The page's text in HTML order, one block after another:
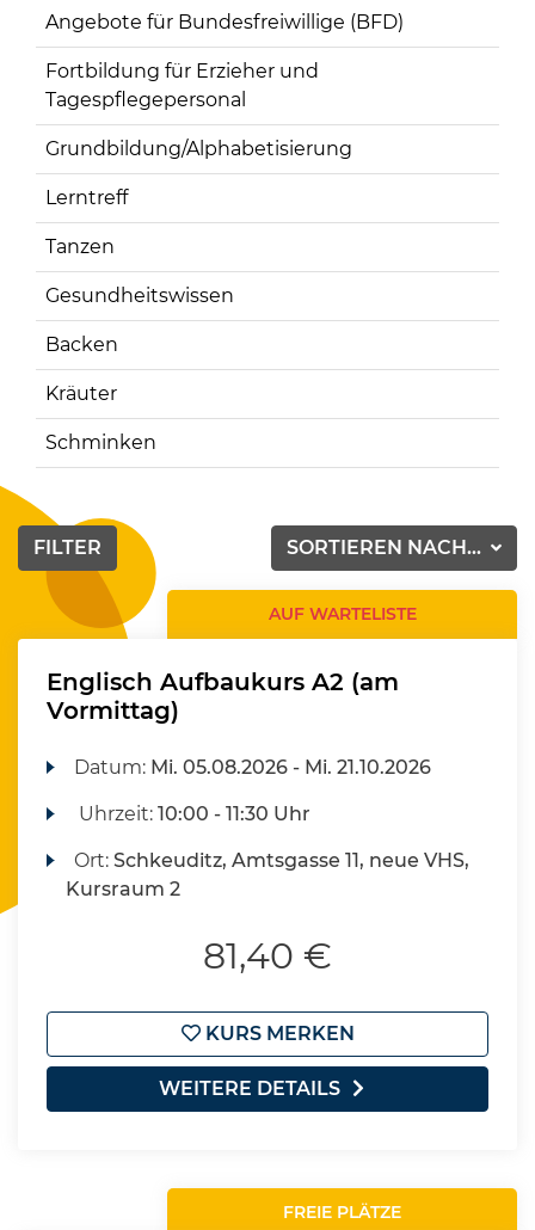
Angebote für Bundesfreiwillige (BFD)
Fortbildung für Erzieher und
Tagespflegepersonal
Grundbildung/Alphabetisierung
Lerntreff
Tanzen
Gesundheitswissen
Backen
Kräuter
Schminken
SORTIEREN NACH...
FILTER
AUF WARTELISTE
Englisch Aufbaukurs A2 (am
Vormittag)
Datum: Mi. 05.08.2026 - Mi. 21.10.2026
Uhrzeit:10:00 - 11:30 Uhr
Ort:Schkeuditz, Amtsgasse 11, neue VHS,
Kursraum 2
81,40 €
KURS MERKEN
WEITERE DETAILS
FREIE PLÄTZE